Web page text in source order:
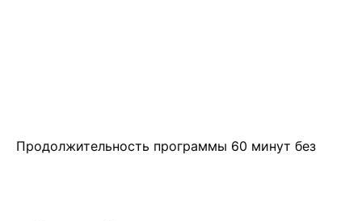
Продолжительность программы 60 минут без